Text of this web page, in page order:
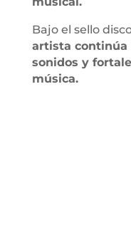
Bajo el sello
artista continúa
sonidos y
música.